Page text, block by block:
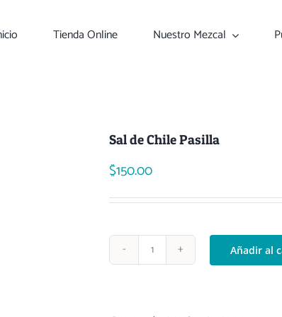
Tienda Online Nuestro Mezcal
Sal de Chile Pasilla
$150.00
Sal
Añadir al